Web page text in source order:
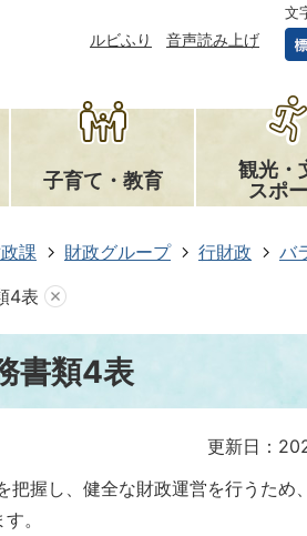
ルビふり 音声読み上げ
文
子育て・教育
観光・
スポ
課 財政グループ 行財政 バ
4表
書類4表
更新日：
握し、健全な財政運営を行うため
。